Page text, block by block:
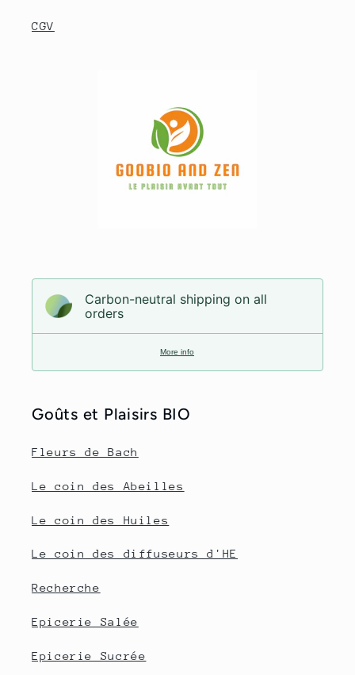
CGV
Carbon-neutral shipping on all
orders
More info
Goûts et Plaisirs BIO
Fleurs de Bach
Le coin des Abeilles
Le coin des Huiles
Le coin des diffuseurs d'HE
Recherche
Epicerie Salée
Epicerie Sucrée